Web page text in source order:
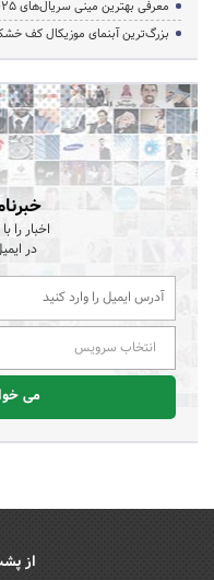
معرفی بهترین مینی سریال‌های 2025
بزرگ‌ترین آبنمای موزیکال کف
اخبار را
در
انتخاب سرویس
می
از